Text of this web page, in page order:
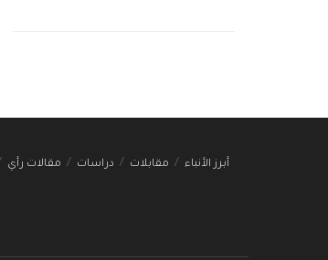
أبرز الأنباء مقابلات دراسات مقالات رأي